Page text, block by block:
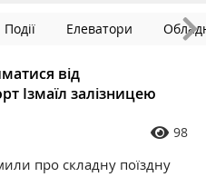
Події Елеватори
від
Ізмаїл залізницею
98
про складну поїздну